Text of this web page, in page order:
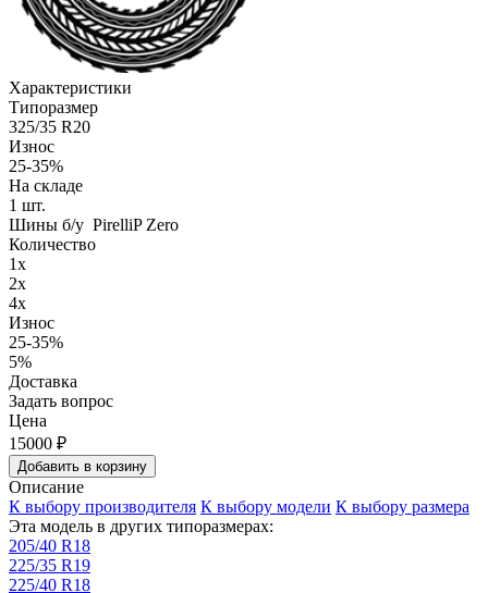
Характеристики
Типоразмер
325/35 R20
Износ
25-35%
На складе
1 шт.
Шины б/у PirelliP Zero
Количество
1x
2x
4x
Износ
25-35%
5%
Доставка
Задать вопрос
Цена
15000 ₽
Добавить в корзину
Описание
К выбору производителя К выбору модели К выбору размера
Эта модель в других типоразмерах:
205/40 R18
225/35 R19
225/40 R18